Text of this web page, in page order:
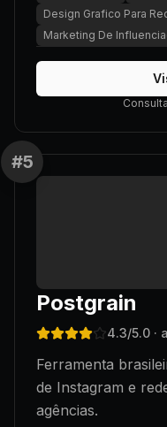
Design Grafico Para
Marketing De
#5
Postgrain
4.3/5.0 ·
Ferramenta
de Instagram e
agências.